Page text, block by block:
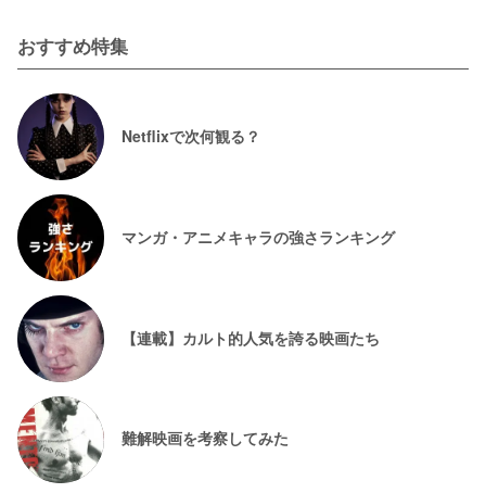
おすすめ特集
Netflixで次何観る？
マンガ・アニメキャラの強さランキング
【連載】カルト的人気を誇る映画たち
難解映画を考察してみた